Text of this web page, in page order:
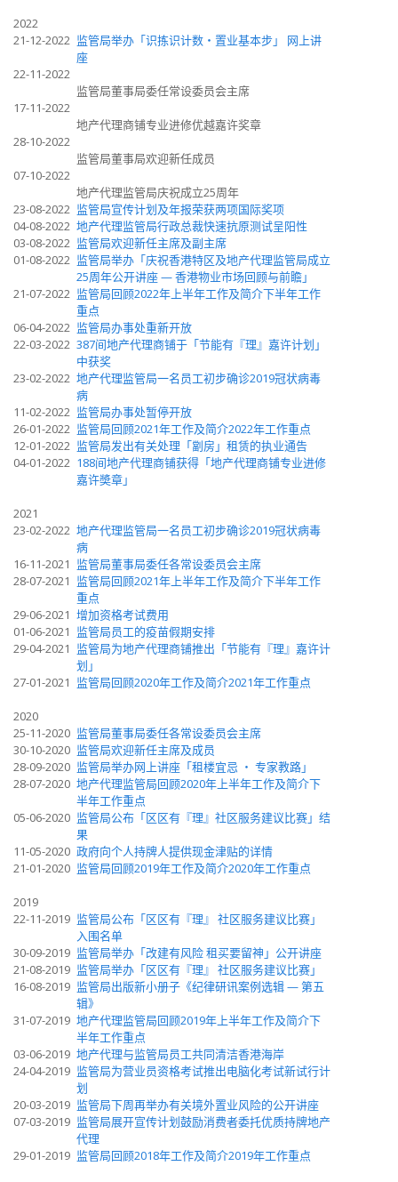
2022
21-12-2022 监管局举办「识拣识计数‧置业基本步」 网上讲
座
22-11-2022
监管局董事局委任常设委员会主席
17-11-2022
地产代理商铺专业进修优越嘉许奖章
28-10-2022
监管局董事局欢迎新任成员
07-10-2022
地产代理监管局庆祝成立25周年
23-08-2022 监管局宣传计划及年报荣获两项国际奖项
04-08-2022 地产代理监管局行政总裁快速抗原测试呈阳性
03-08-2022 监管局欢迎新任主席及副主席
01-08-2022 监管局举办「庆祝香港特区及地产代理监管局成立
25周年公开讲座 — 香港物业市场回顾与前瞻」
21-07-2022 监管局回顾2022年上半年工作及简介下半年工作
重点
06-04-2022 监管局办事处重新开放
22-03-2022 387间地产代理商铺于「节能有『理』嘉许计划」
中获奖
23-02-2022 地产代理监管局一名员工初步确诊2019冠状病毒
病
11-02-2022 监管局办事处暂停开放
26-01-2022 监管局回顾2021年工作及简介2022年工作重点
12-01-2022 监管局发出有关处理「劏房」租赁的执业通告
04-01-2022 188间地产代理商铺获得「地产代理商铺专业进修
嘉许奬章」
2021
23-02-2022 地产代理监管局一名员工初步确诊2019冠状病毒
病
16-11-2021 监管局董事局委任各常设委员会主席
28-07-2021 监管局回顾2021年上半年工作及简介下半年工作
重点
29-06-2021 增加资格考试费用
01-06-2021 监管局员工的疫苗假期安排
29-04-2021 监管局为地产代理商铺推出「节能有『理』嘉许计
划」
27-01-2021 监管局回顾2020年工作及简介2021年工作重点
2020
25-11-2020 监管局董事局委任各常设委员会主席
30-10-2020 监管局欢迎新任主席及成员
28-09-2020 监管局举办网上讲座「租楼宜忌 ‧ 专家教路」
28-07-2020 地产代理监管局回顾2020年上半年工作及简介下
半年工作重点
05-06-2020 监管局公布「区区有『理』社区服务建议比赛」结
果
11-05-2020 政府向个人持牌人提供现金津贴的详情
21-01-2020 监管局回顾2019年工作及简介2020年工作重点
2019
22-11-2019 监管局公布「区区有『理』 社区服务建议比赛」
入围名单
30-09-2019 监管局举办「改建有风险 租买要留神」公开讲座
21-08-2019 监管局举办「区区有『理』 社区服务建议比赛」
16-08-2019 监管局出版新小册子《纪律研讯案例选辑 — 第五
辑》
31-07-2019 地产代理监管局回顾2019年上半年工作及简介下
半年工作重点
03-06-2019 地产代理与监管局员工共同清洁香港海岸
24-04-2019 监管局为营业员资格考试推出电脑化考试新试行计
划
20-03-2019 监管局下周再举办有关境外置业风险的公开讲座
07-03-2019 监管局展开宣传计划鼓励消费者委托优质持牌地产
代理
29-01-2019 监管局回顾2018年工作及简介2019年工作重点